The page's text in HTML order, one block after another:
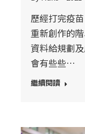
歷經打完疫
重新創作的
資料給規劃
會有些些…
繼續閱讀